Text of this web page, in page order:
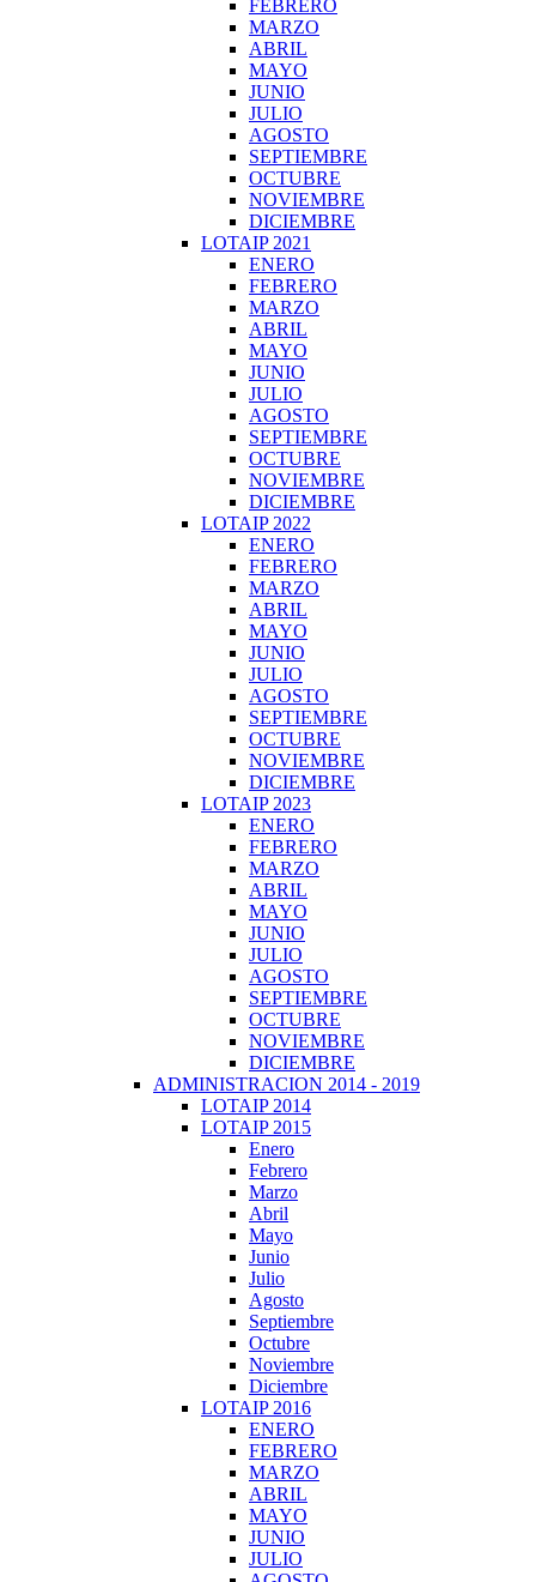
FEBRERO
MARZO
ABRIL
MAYO
JUNIO
JULIO
AGOSTO
SEPTIEMBRE
OCTUBRE
NOVIEMBRE
DICIEMBRE
LOTAIP 2021
ENERO
FEBRERO
MARZO
ABRIL
MAYO
JUNIO
JULIO
AGOSTO
SEPTIEMBRE
OCTUBRE
NOVIEMBRE
DICIEMBRE
LOTAIP 2022
ENERO
FEBRERO
MARZO
ABRIL
MAYO
JUNIO
JULIO
AGOSTO
SEPTIEMBRE
OCTUBRE
NOVIEMBRE
DICIEMBRE
LOTAIP 2023
ENERO
FEBRERO
MARZO
ABRIL
MAYO
JUNIO
JULIO
AGOSTO
SEPTIEMBRE
OCTUBRE
NOVIEMBRE
DICIEMBRE
ADMINISTRACION 2014 - 2019
LOTAIP 2014
LOTAIP 2015
Enero
Febrero
Marzo
Abril
Mayo
Junio
Julio
Agosto
Septiembre
Octubre
Noviembre
Diciembre
LOTAIP 2016
ENERO
FEBRERO
MARZO
ABRIL
MAYO
JUNIO
JULIO